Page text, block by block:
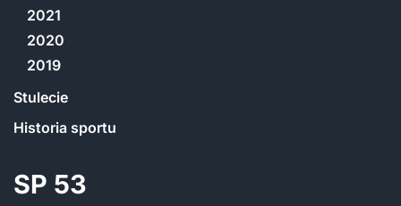
2021
2020
2019
Stulecie
Historia sportu
SP 53